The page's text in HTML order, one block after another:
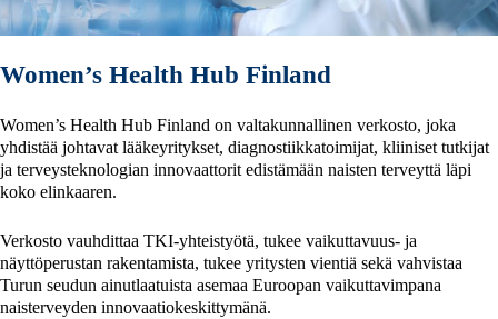
Women’s Health Hub Finland
Women’s Health Hub Finland on valtakunnallinen verkosto, joka
yhdistää johtavat lääkeyritykset, diagnostiikkatoimijat, kliiniset tutkijat
ja terveysteknologian innovaattorit edistämään naisten terveyttä läpi
koko elinkaaren.
Verkosto vauhdittaa TKI-yhteistyötä, tukee vaikuttavuus- ja
näyttöperustan rakentamista, tukee yritysten vientiä sekä vahvistaa
Turun seudun ainutlaatuista asemaa Euroopan vaikuttavimpana
naisterveyden innovaatiokeskittymänä.